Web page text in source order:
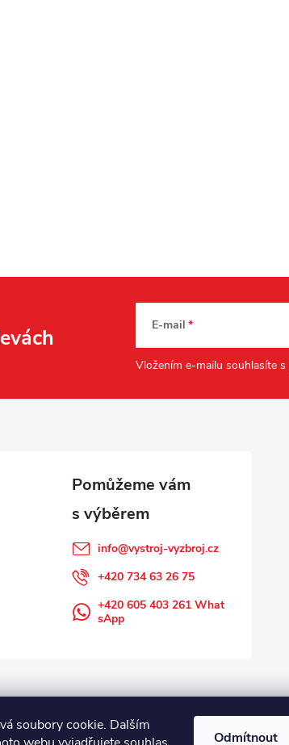
soubory cookie. Dalším
Odmítnout
E-mail
Vložením e-mailu souhlasíte s
info@vystroj-vyzbroj.cz
+420 734 63 26 75
+420 605 403 261 What
sApp